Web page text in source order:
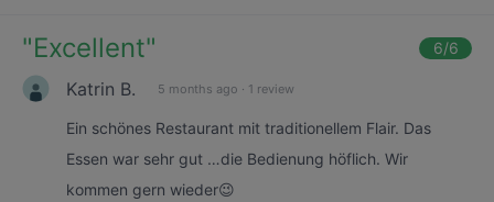
"Excellent" 6/6
Katrin B. 5 months ago · 1 review
Ein schönes Restaurant mit traditionellem Flair. Das
Essen war sehr gut …die Bedienung höflich. Wir
kommen gern wieder😉